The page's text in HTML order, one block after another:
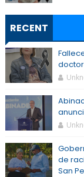
RECENT
de
San